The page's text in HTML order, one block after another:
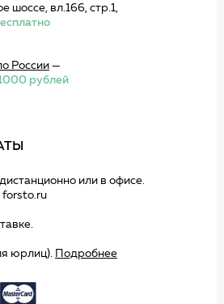
шоссе, вл.166, стр.1,
России—
рублей
или в офисе.
forsto.ru
юрлиц). Подробнее